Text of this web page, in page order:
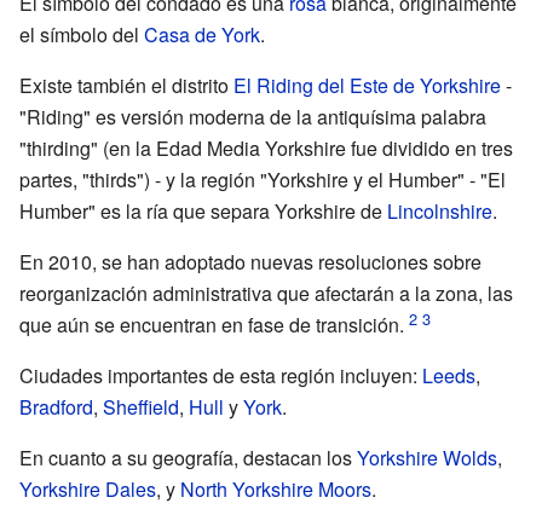
el símbolo del Casa de York.
Existe también el distrito El Riding del Este de Yorkshire-
"Riding" es versión moderna de la antiquísima palabra
"thirding" (en la Edad Media Yorkshire fue dividido en tres
partes, "thirds") - y la región "Yorkshire y el Humber" - "El
Humber" es la ría que separa Yorkshire de Lincolnshire.
En 2010, se han adoptado nuevas resoluciones sobre
reorganización administrativa que afectarán a la zona, las
que aún se encuentran en fase de transición.
Ciudades importantes de esta región incluyen: Leeds,
Bradford, Sheffield, Hull yYork.
En cuanto a su geografía, destacan losYorkshire Wolds,
Yorkshire Dales, y North Yorkshire Moors.